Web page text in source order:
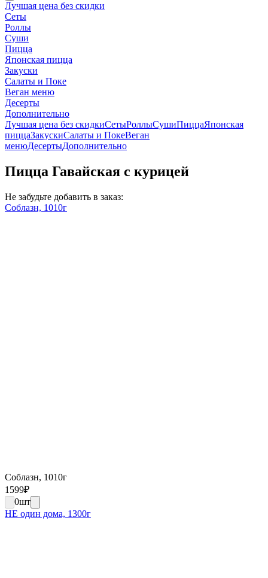
Лучшая цена без скидки
Сеты
Роллы
Суши
Пицца
Японская пицца
Закуски
Салаты и Поке
Веган меню
Десерты
Дополнительно
Лучшая цена без скидкиСетыРоллыСушиПиццаЯпонская
пиццаЗакускиСалаты и ПокеВеган
менюДесертыДополнительно
Пицца Гавайская с курицей
Не забудьте добавить в заказ:
Соблазн, 1010г
Соблазн, 1010г
1599₽
0шт
НЕ один дома, 1300г